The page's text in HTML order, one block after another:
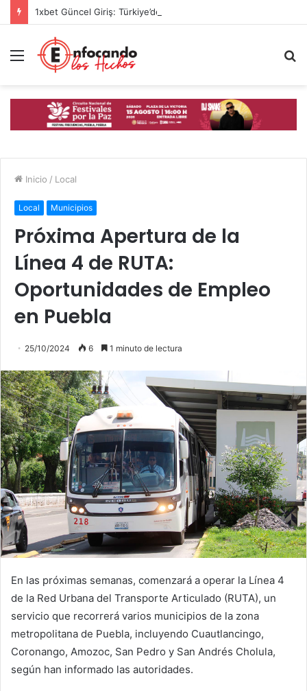
Menú
Inicio / Local
Local Municipios
Próxima Apertura de la
Línea 4 de RUTA:
Oportunidades de Empleo
en Puebla
25/10/2024 6 1 minuto de lectura
En las próximas semanas, comenzará a operar la Línea 4
de la Red Urbana del Transporte Articulado (RUTA), un
servicio que recorrerá varios municipios de la zona
metropolitana de Puebla, incluyendo Cuautlancingo,
Coronango, Amozoc, San Pedro y San Andrés Cholula,
según han informado las autoridades.